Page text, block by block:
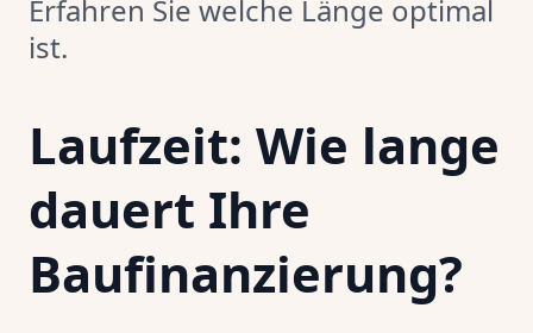
Erfahren Sie welche Länge optimal
ist.
Laufzeit: Wie lange
dauert Ihre
Baufinanzierung?